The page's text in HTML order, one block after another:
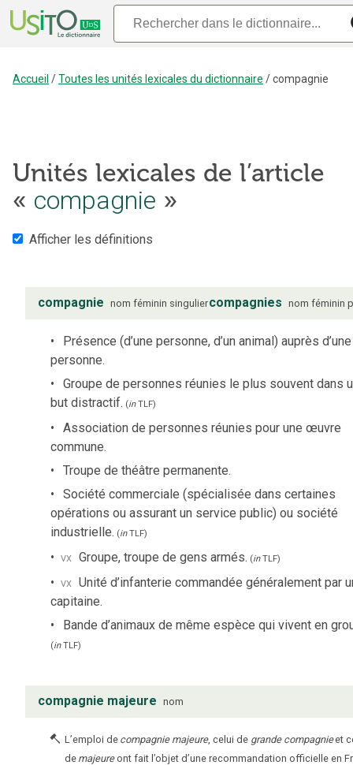
Accueil /Toutes les unités lexicales du dictionnaire /compagnie
Unités lexicales de l’article
« compagnie »
Afficher les définitions
compagnie nom féminin singuliercompagnies nom féminin
Présence (d’une personne, d’un animal) auprès d’une
personne.
Groupe de personnes réunies le plus souvent dans
but distractif. (inTLF)
Association de personnes réunies pour une œuvre
commune.
Troupe de théâtre permanente.
Société commerciale (spécialisée dans certaines
opérations ou assurant un service public) ou société
industrielle. (inTLF)
vx Groupe, troupe de gens armés. (inTLF)
vx Unité d’infanterie commandée généralement par
capitaine.
Bande d’animaux de même espèce qui vivent en
(inTLF)
compagnie majeure nom
L’emploi de compagnie majeure, celui de grande compagnieet
de majeureont fait l’objet d’une recommandation officielle en